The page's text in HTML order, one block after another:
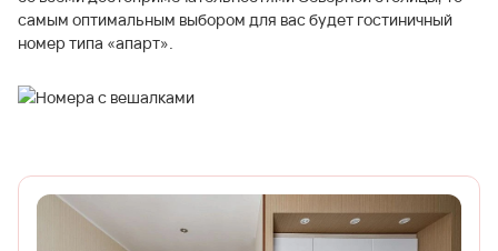
самым оптимальным выбором для вас будет гостиничный
номер типа «апарт».